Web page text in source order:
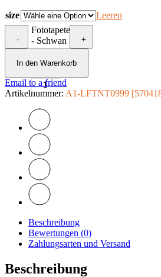
size Leeren
-
Fototapete
- Schwan
-
Spiegelung
+
In den Warenkorb
Email to a friend
Artikelnummer: A1-LFTNT0999
Beschreibung
Bewertungen (0)
Zahlungsarten und Versand
Beschreibung